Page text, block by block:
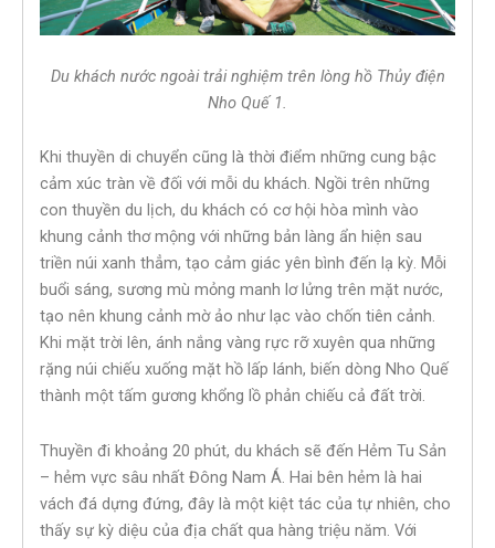
Du khách nước ngoài trải nghiệm trên lòng hồ Thủy điện
Nho Quế 1.
Khi thuyền di chuyển cũng là thời điểm những cung bậc
cảm xúc tràn về đối với mỗi du khách. Ngồi trên những
con thuyền du lịch, du khách có cơ hội hòa mình vào
khung cảnh thơ mộng với những bản làng ẩn hiện sau
triền núi xanh thẳm, tạo cảm giác yên bình đến lạ kỳ. Mỗi
buổi sáng, sương mù mỏng manh lơ lửng trên mặt nước,
tạo nên khung cảnh mờ ảo như lạc vào chốn tiên cảnh.
Khi mặt trời lên, ánh nắng vàng rực rỡ xuyên qua những
rặng núi chiếu xuống mặt hồ lấp lánh, biến dòng Nho Quế
thành một tấm gương khổng lồ phản chiếu cả đất trời.
Thuyền đi khoảng 20 phút, du khách sẽ đến Hẻm Tu Sản
– hẻm vực sâu nhất Đông Nam Á. Hai bên hẻm là hai
vách đá dựng đứng, đây là một kiệt tác của tự nhiên, cho
thấy sự kỳ diệu của địa chất qua hàng triệu năm. Với